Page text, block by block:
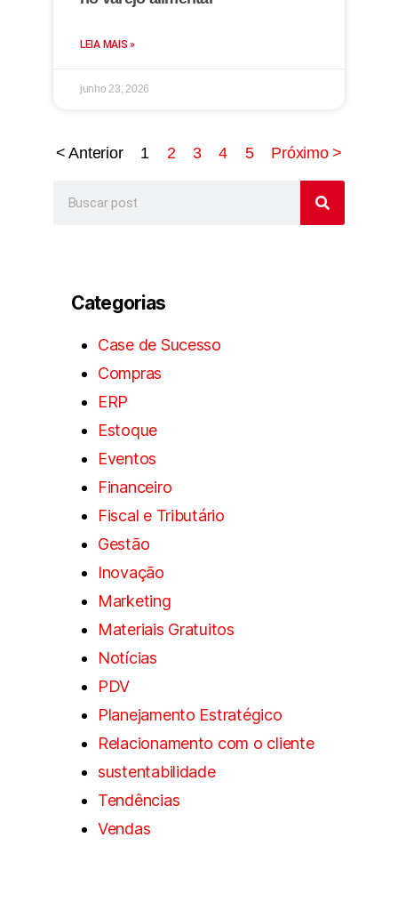
LEIA MAIS »
junho 23, 2026
< Anterior 1 2 3 4 5 Próximo >
Categorias
Case de Sucesso
Compras
ERP
Estoque
Eventos
Financeiro
Fiscal e Tributário
Gestão
Inovação
Marketing
Materiais Gratuitos
Notícias
PDV
Planejamento Estratégico
Relacionamento com o cliente
sustentabilidade
Tendências
Vendas